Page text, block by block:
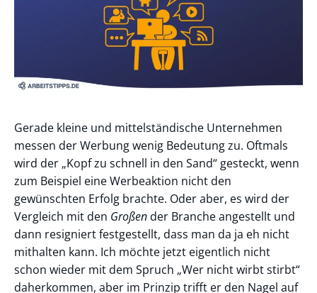
Gerade kleine und mittelständische Unternehmen
messen der Werbung wenig Bedeutung zu. Oftmals
wird der „Kopf zu schnell in den Sand“ gesteckt, wenn
zum Beispiel eine Werbeaktion nicht den
gewünschten Erfolg brachte. Oder aber, es wird der
Vergleich mit den Großender Branche angestellt und
dann resigniert festgestellt, dass man da ja eh nicht
mithalten kann. Ich möchte jetzt eigentlich nicht
schon wieder mit dem Spruch „Wer nicht wirbt stirbt“
daherkommen, aber im Prinzip trifft er den Nagel auf